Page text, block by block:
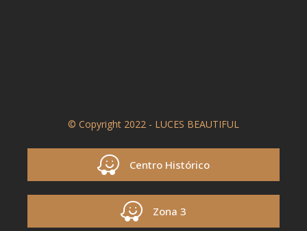
© Copyright 2022 - LUCES BEAUTIFUL
Centro Histórico
Zona 3